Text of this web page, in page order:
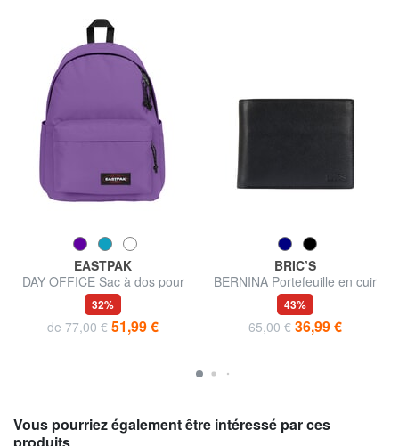
EASTPAK
DAY OFFICE Sac à dos pour
ordinateur portable 16 pouces
32%
de 77,00 € 51,99 €
BRIC’S
BERNINA Portefeuille en cuir
pour homme
43%
65,00 € 36,99 €
Vous pourriez également être intéressé par ces